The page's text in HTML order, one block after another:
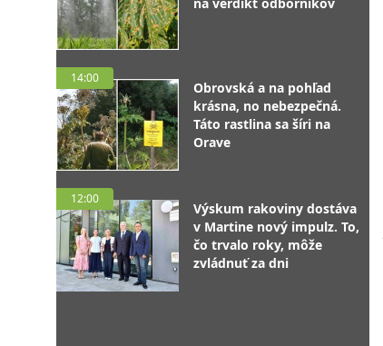
14:00
Obrovská a na pohľad
krásna, no nebezpečná.
Táto rastlina sa šíri na
Orave
12:00
Výskum rakoviny dostáva
v Martine nový impulz. To,
čo trvalo roky, môže
zvládnuť za dni